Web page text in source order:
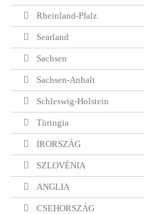
Rheinland-Pfalz
Searland
Sachsen
Sachsen-Anhalt
Schleswig-Holstein
Türingia
IRORSZÁG
SZLOVÉNIA
ANGLIA
CSEHORSZÁG